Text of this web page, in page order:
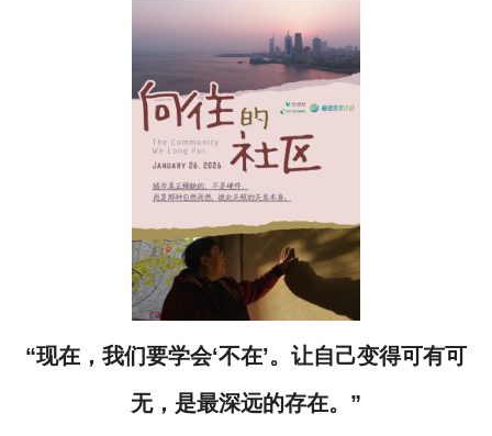
“现在，我们要学会‘不在’。让自己变得可有可
无，是最深远的存在。”